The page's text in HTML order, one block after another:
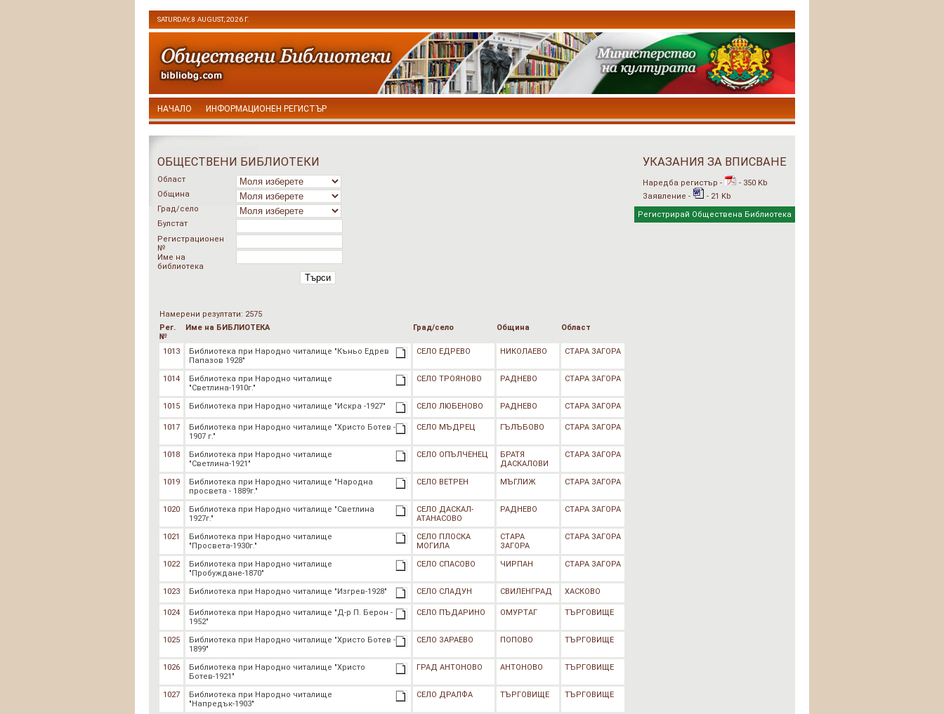
SATURDAY, 8 AUGUST, 2026 Г.
НАЧАЛО ИНФОРМАЦИОНЕН РЕГИСТЪР
ОБЩЕСТВЕНИ БИБЛИОТЕКИ
Област
Община
Град/село
Булстат
Регистрационен
№
Име на
библиотека
Търси
УКАЗАНИЯ ЗА ВПИСВАНЕ
Наредба регистър -
- 350 Kb
Заявление -
- 21 Kb
Регистрирай Обществена Библиотека
Намерени резултати: 2575
Рег.
№
Име на БИБЛИОТЕКА Град/село Община Област
1013
Библиотека при Народно читалище "Къньо Едрев
Папазов 1928"
СЕЛО ЕДРЕВО НИКОЛАЕВО СТАРА ЗАГОРА
1014
Библиотека при Народно читалище
"Светлина-1910г."
СЕЛО ТРОЯНОВО РАДНЕВО СТАРА ЗАГОРА
1015 Библиотека при Народно читалище "Искра -1927" СЕЛО ЛЮБЕНОВО РАДНЕВО СТАРА ЗАГОРА
1017
Библиотека при Народно читалище "Христо Ботев -
1907 г."
СЕЛО МЪДРЕЦ ГЪЛЪБОВО СТАРА ЗАГОРА
1018
Библиотека при Народно читалище
"Светлина-1921"
СЕЛО ОПЪЛЧЕНЕЦ
БРАТЯ
ДАСКАЛОВИ
СТАРА ЗАГОРА
1019
Библиотека при Народно читалище "Народна
просвета - 1889г."
СЕЛО ВЕТРЕН МЪГЛИЖ СТАРА ЗАГОРА
1020
Библиотека при Народно читалище "Светлина
1927г."
СЕЛО ДАСКАЛ-
АТАНАСОВО
РАДНЕВО СТАРА ЗАГОРА
1021
Библиотека при Народно читалище
"Просвета-1930г."
СЕЛО ПЛОСКА
МОГИЛА
СТАРА
ЗАГОРА
СТАРА ЗАГОРА
1022
Библиотека при Народно читалище
"Пробуждане-1870"
СЕЛО СПАСОВО ЧИРПАН СТАРА ЗАГОРА
1023 Библиотека при Народно читалище "Изгрев-1928" СЕЛО СЛАДУН СВИЛЕНГРАД ХАСКОВО
1024
Библиотека при Народно читалище "Д-р П. Берон -
1952"
СЕЛО ПЪДАРИНО ОМУРТАГ ТЪРГОВИЩЕ
1025
Библиотека при Народно читалище "Христо Ботев -
1899"
СЕЛО ЗАРАЕВО ПОПОВО ТЪРГОВИЩЕ
1026
Библиотека при Народно читалище "Христо
Ботев-1921"
ГРАД АНТОНОВО АНТОНОВО ТЪРГОВИЩЕ
1027
Библиотека при Народно читалище
"Напредък-1903"
СЕЛО ДРАЛФА ТЪРГОВИЩЕ ТЪРГОВИЩЕ